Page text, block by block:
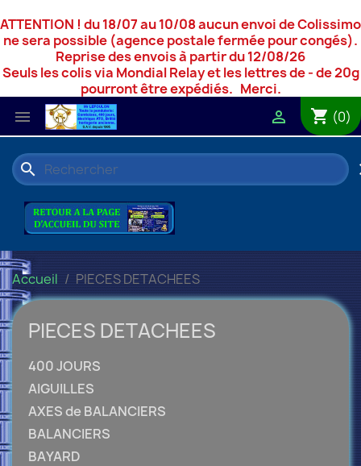
ATTENTION ! du 18/07 au 10/08 aucun envoi de Colissimo
ne sera possible (agence postale fermée pour congés).
Reprise des envois à partir du 12/08/26
Seuls les colis via Mondial Relay et les lettres de - de 20g
pourront être expédiés. Merci.
 shopping_cart (0)

search
Accueil PIECES DETACHEES
PIECES DETACHEES
400 JOURS
AIGUILLES
AXES de BALANCIERS
BALANCIERS
BAYARD